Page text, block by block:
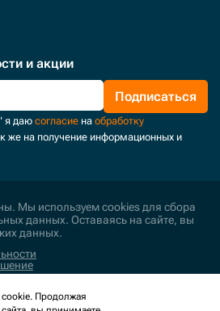
и акции
Подписаться
я даю согласие на обработку
же на получение информационных и
Мы используем cookies для сбора
данных. Оставаясь на сайте, вы
данных.
данных
Продолжая